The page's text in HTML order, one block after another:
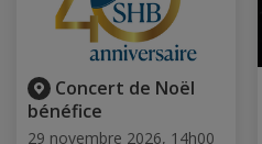
Concert de Noël
bénéfice
29 novembre 2026, 14h00